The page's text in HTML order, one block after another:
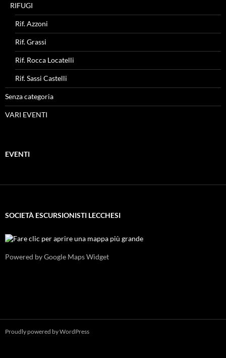
RIFUGI
Rif. Azzoni
Rif. Grassi
Rif. Rocca Locatelli
Rif. Sassi Castelli
Senza categoria
VARI EVENTI
EVENTI
SOCIETÀ ESCURSIONISTI LECCHESI
Powered by Google Maps Widget
Proudly powered by WordPress